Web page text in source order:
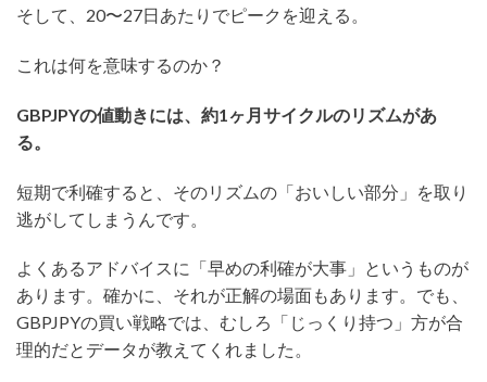
そして、20〜27日あたりでピークを迎える。
これは何を意味するのか？
GBPJPYの値動きには、約1ヶ月サイクルのリズムがあ
る。
短期で利確すると、そのリズムの「おいしい部分」を取り
逃がしてしまうんです。
よくあるアドバイスに「早めの利確が大事」というものが
あります。確かに、それが正解の場面もあります。でも、
GBPJPYの買い戦略では、むしろ「じっくり持つ」方が合
理的だとデータが教えてくれました。